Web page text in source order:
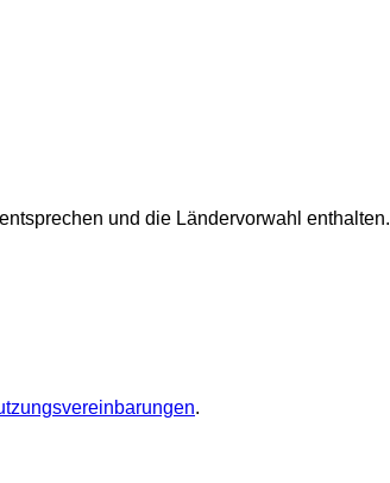
und die Ländervorwahl enthalten.
.